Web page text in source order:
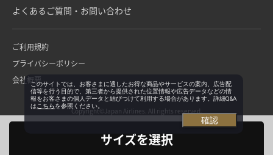
サイズを選択
よくあるご質問・お問い合わせ
ご利用規約
プライバシーポリシー
会社概要
Copyright©Japan Airlines. All rights reserved.
このサイトでは、お客さまに適したお得な商品やサービスの案内、広告配
信等を行う目的で、第三者から提供された位置情報や広告データなどの情
報をお客さまの個人データと結びつけて利用する場合があります。詳細Q&A
は こちらを参照ください。
確認